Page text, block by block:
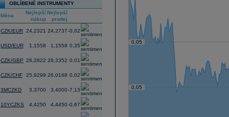
OBLÍBENÉ INSTRUMENTY
Měna
Nejlepší
nákup
Nejlepší
prodej
CZK/EUR 24,2321 24,2737-0,02
USD/EUR 1,1558 1,1559 0,35
CZK/GBP 28,2822 28,3352 0,01
CZK/CHF 25,9299 26,0168 0,02
3MCZKD 3,3700 3,4000-7,13
10YCZKS 4,4250 4,4450-0,67
0,05
0,05